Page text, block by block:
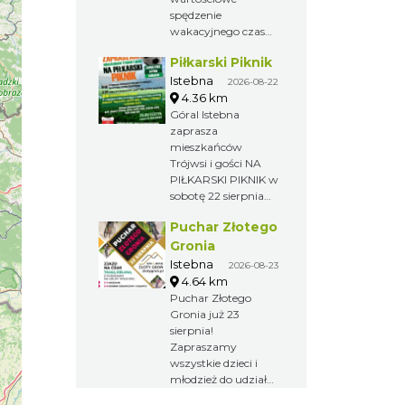
wysłać ją na adres:
jaworowylistek@gmail.com
Rozpoczęcie o godz.
10.00 Zajęcia
Obowiązują zapisy
pod numerem 532
973 263
spędzenie
wakacyjnego czasu,
kolejną odsłonę
„Wakacji z
leśnikiem”!
Nadleśnictwo Wisła
zaprasza rodziny z
dziećmi na zajęcia
warsztatowe w
Leśnym Ośrodku
Edukacji
Rozpoczęcie o godz.
17.00 Zajęcia
bezpłatne.
Obowiązują zapisy
pod numerem 532
Piłkarski Piknik
Istebna 2026-08-22
4.36 km
Góral Istebna
zaprasza
mieszkańców
Trójwsi i gości NA
PIŁKARSKI PIKNIK w
sobotę 22 sierpnia
Amfiteatru „Pod
Skocznią” w
Istebnej.
Puchar Złotego
Gronia
Istebna 2026-08-23
4.64 km
Puchar Złotego
Gronia już 23
sierpnia!
Zapraszamy
wszystkie dzieci i
młodzież do udziału